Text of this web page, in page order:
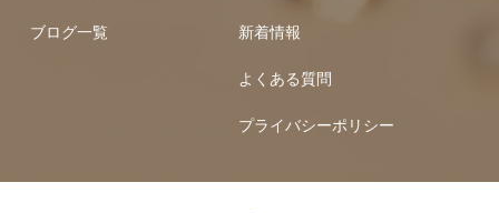
ブログ一覧 新着情報
よくある質問
プライバシーポリシー